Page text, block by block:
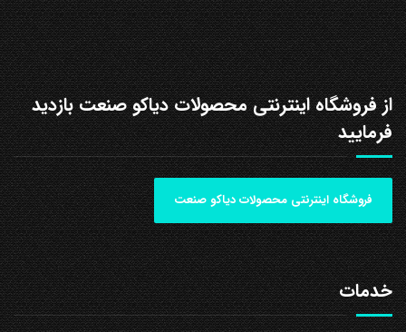
از فروشگاه اینترنتی محصولات دیاکو صنعت بازدید
فرمایید
فروشگاه اینترنتی محصولات دیاکو صنعت
خدمات